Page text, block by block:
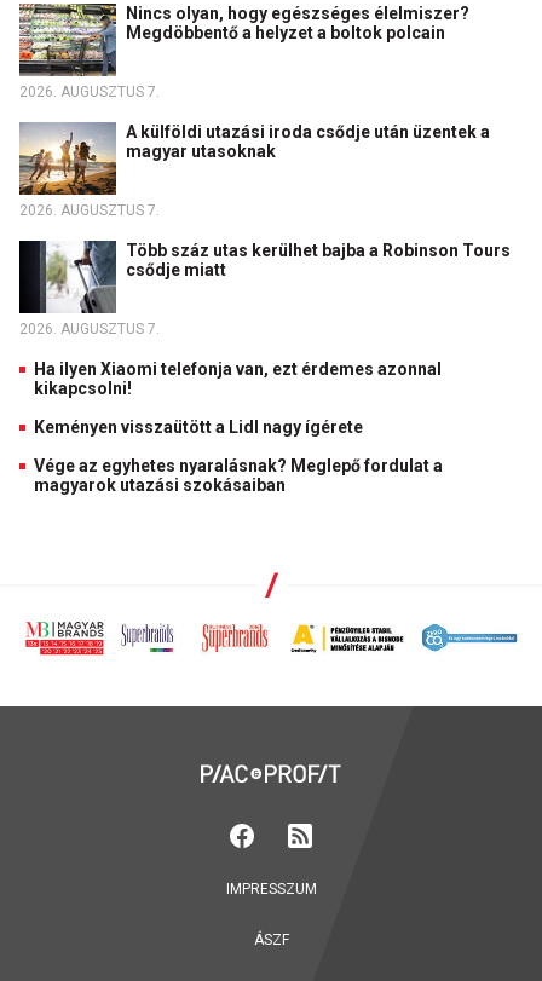
Nincs olyan, hogy egészséges élelmiszer?
Megdöbbentő a helyzet a boltok polcain
2026. AUGUSZTUS 7.
A külföldi utazási iroda csődje után üzentek a
magyar utasoknak
2026. AUGUSZTUS 7.
Több száz utas kerülhet bajba a Robinson Tours
csődje miatt
2026. AUGUSZTUS 7.
Ha ilyen Xiaomi telefonja van, ezt érdemes azonnal
kikapcsolni!
Keményen visszaütött a Lidl nagy ígérete
Vége az egyhetes nyaralásnak? Meglepő fordulat a
magyarok utazási szokásaiban
IMPRESSZUM
ÁSZF